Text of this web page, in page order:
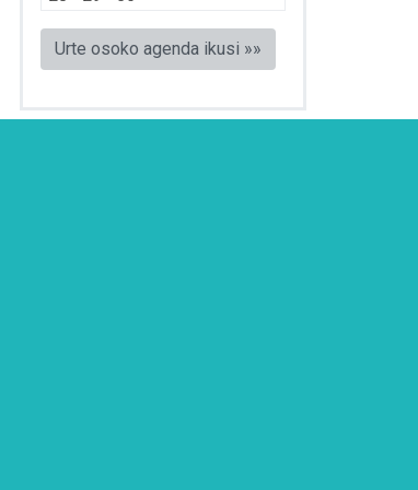
Urte osoko agenda ikusi »»